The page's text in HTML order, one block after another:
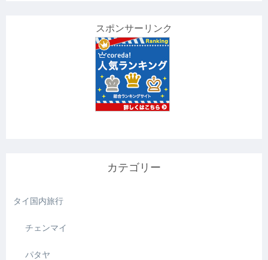
スポンサーリンク
カテゴリー
タイ国内旅行
チェンマイ
パタヤ